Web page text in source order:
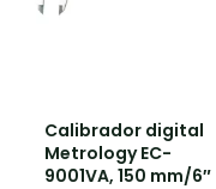
Calibrador digital
Metrology EC-
9001VA, 150 mm/6″